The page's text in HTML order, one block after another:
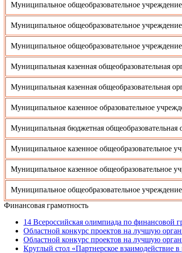
Муниципальное общеобразовательное
Муниципальное общеобразовательное
Муниципальное общеобразовательное
Муниципальная казенная общеобразовательная
Муниципальная казенная общеобразовательная
Муниципальное казенное образовательное
Муниципальная бюджетная общеобразовательная
Муниципальное казенное общеобразовательное
Муниципальное казенное общеобразовательное
Муниципальное общеобразовательное
Финансовая грамотность
14 Всероссийская олимпиада по финансовой
Областной конкурс проектов на лучшую
Областной конкурс проектов на лучшую
Круглый стол «Партнерское взаимодействие